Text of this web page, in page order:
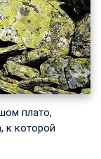
плато,
к которой